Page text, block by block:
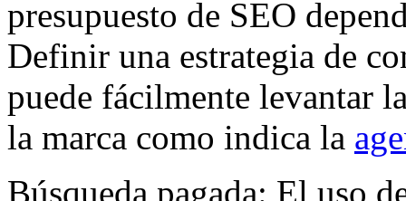
presupuesto de SEO
Definir una estrategia de
puede fácilmente levantar
la marca como indica la
Búsqueda pagada: El uso